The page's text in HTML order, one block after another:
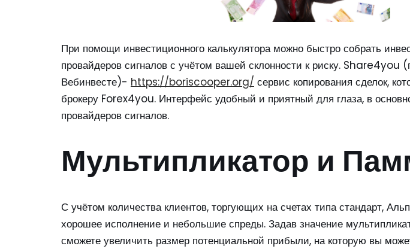
При помощи инвестиционного калькулятора можно быстро собрать
провайдеров сигналов с учётом вашей склонности к риску. Share4you
Вебинвесте)- https://boriscooper.org/ сервис копирования сделок,
брокеру Forex4you. Интерфейс удобный и приятный для глаза, в
провайдеров сигналов.
Мультипликатор и
С учётом количества клиентов, торгующих на счетах типа стандарт,
хорошее исполнение и небольшие спреды. Задав значение
сможете увеличить размер потенциальной прибыли, на которую вы